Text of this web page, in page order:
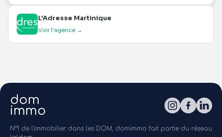
L'Adresse Martinique
Voir l'agence →
dom
immo
N°1 de l'immobilier dans les DOM, domimmo fait partie du réseau